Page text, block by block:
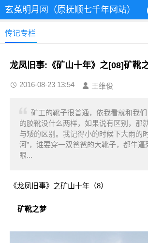
玄菟明月网（原抚顺七千年网站）
传记专栏
龙凤旧事:《矿山十年》之[08]矿靴
2016-08-23 13:54 王维俊
矿工的靴子很普通，依我看就和我
的胶靴没什么两样，如果说有区别，那
与矮的区别。我记得小的时候下大雨的
河”，谁要穿一双爸爸的大靴子，都牛逼
眼...
《龙凤旧事》之矿山十年（8）
矿靴之梦